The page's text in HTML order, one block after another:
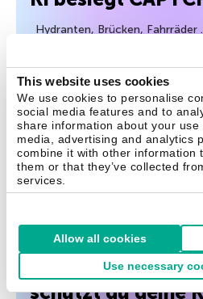
This website uses cookies
We use cookies to personalise
social media features and to
share information about your
media, advertising and analytics
combine it with other information
them or that they’ve collected
services.
Allow all cookies
Use necessary
Hydranten, Brücken,
müssen sich
verschwommenen Bildern
beweisen, dass sie wirklich
ändert auch hier die
CAPTCHAs
22
Tipps
Abonnements &
schützt du deine